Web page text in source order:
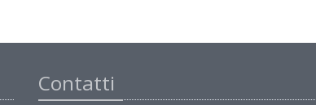
Contatti